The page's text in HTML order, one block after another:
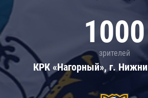
1000
зрителей
КРК «Нагорный», г.